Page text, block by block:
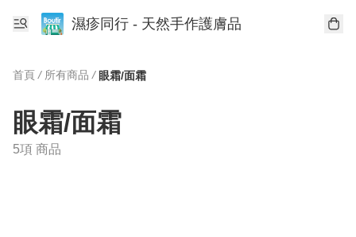
濕疹同行 - 天然手作護膚品
首頁 / 所有商品 / 眼霜/面霜
眼霜/面霜
5項 商品